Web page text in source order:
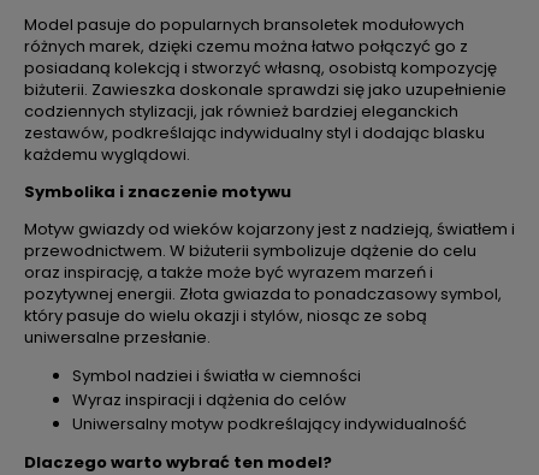
Model pasuje do popularnych bransoletek modułowych
różnych marek, dzięki czemu można łatwo połączyć go z
posiadaną kolekcją i stworzyć własną, osobistą kompozycję
biżuterii. Zawieszka doskonale sprawdzi się jako uzupełnienie
codziennych stylizacji, jak również bardziej eleganckich
zestawów, podkreślając indywidualny styl i dodając blasku
każdemu wyglądowi.
Symbolika i znaczenie motywu
Motyw gwiazdy od wieków kojarzony jest z nadzieją, światłem i
przewodnictwem. W biżuterii symbolizuje dążenie do celu
oraz inspirację, a także może być wyrazem marzeń i
pozytywnej energii. Złota gwiazda to ponadczasowy symbol,
który pasuje do wielu okazji i stylów, niosąc ze sobą
uniwersalne przesłanie.
Symbol nadziei i światła w ciemności
Wyraz inspiracji i dążenia do celów
Uniwersalny motyw podkreślający indywidualność
Dlaczego warto wybrać ten model?